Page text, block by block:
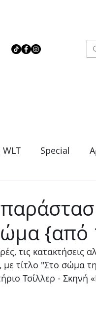
WLT Special
Ψυχολογία
τις κατακτήσεις
με τίτλο "Στο σώμα
Τσίλλερ - Σκηνή